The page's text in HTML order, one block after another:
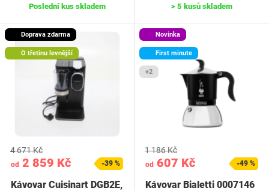
Poslední kus skladem > 5 kusů skladem
Doprava zdarma
O třetinu levnější
od 2 859 Kč
4 671 Kč
-39 %
Kávovar Cuisinart DGB2E,
Novinka
First minute
+2
od 607 Kč
1 186 Kč
-49 %
Kávovar Bialetti 0007146